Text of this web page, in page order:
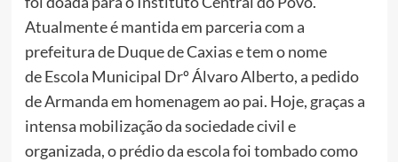
Atualmente é mantida em parceria com a
prefeitura de Duque de Caxias e tem o nome
de Escola Municipal Drº Álvaro Alberto, a pedido
de Armanda em homenagem ao pai. Hoje, graças a
intensa mobilização da sociedade civil e
organizada, o prédio da escola foi tombado como